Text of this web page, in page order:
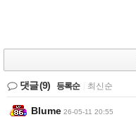
댓글(9) 등록순 최신순
Blume 26-05-11 20:55